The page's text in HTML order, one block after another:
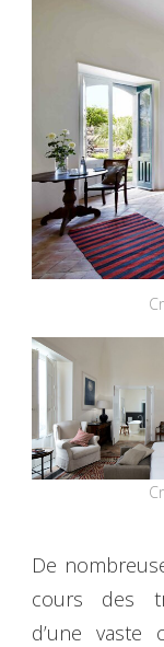
De
cours des
d’une vaste